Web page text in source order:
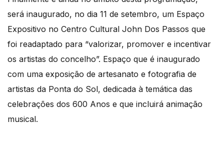
será inaugurado, no dia 11 de setembro, um Espaço
Expositivo no Centro Cultural John Dos Passos que
foi readaptado para “valorizar, promover e incentivar
os artistas do concelho”. Espaço que é inaugurado
com uma exposição de artesanato e fotografia de
artistas da Ponta do Sol, dedicada à temática das
celebrações dos 600 Anos e que incluirá animação
musical.